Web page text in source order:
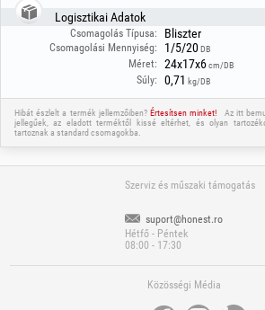
Logisztikai Adatok
Csomagolás Típusa: Bliszter
Csomagolási Mennyiség: 1/5/20DB
Méret: 24x17x6cm/DB
Súly: 0,71 kg/DB
Hibát észlelt a termék jellemzőiben?Értesítsen minket!
Az itt
jellegűek, az eladott terméktől kissé eltérhet, és olyan
tartoznak a standard csomagokba.
Szerviz és műszaki támogatás
suport@honest.ro
Hétfő - Péntek
08:00 - 17:30
Közösségi Média